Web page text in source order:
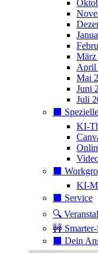
März
April
Mai
Juni
Juli
⬛️
KI-
⬛️
KI-
⬛️ Service
🔍
🚧
⬛️ Dein